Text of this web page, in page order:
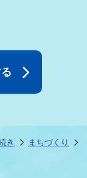
き
まちづくり